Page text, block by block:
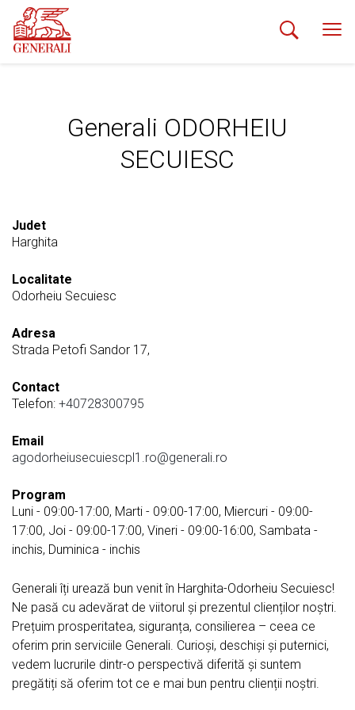
Generali ODORHEIU
SECUIESC
Judet
Harghita
Localitate
Odorheiu Secuiesc
Adresa
Strada Petofi Sandor 17,
Contact
Telefon: +40728300795
Email
agodorheiusecuiescpl1.ro@generali.ro
Program
Luni - 09:00-17:00, Marti - 09:00-17:00, Miercuri - 09:00-
17:00, Joi - 09:00-17:00, Vineri - 09:00-16:00, Sambata -
inchis, Duminica - inchis
Generali îți urează bun venit în Harghita-Odorheiu Secuiesc!
Ne pasă cu adevărat de viitorul și prezentul clienților noștri.
Prețuim prosperitatea, siguranța, consilierea – ceea ce
oferim prin serviciile Generali. Curioși, deschiși și puternici,
vedem lucrurile dintr-o perspectivă diferită și suntem
pregătiți să oferim tot ce e mai bun pentru clienții noștri.